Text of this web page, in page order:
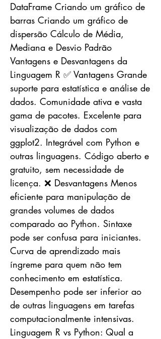
DataFrame Criando um gráfico de
barras Criando um gráfico de
dispersão Cálculo de Média,
Mediana e Desvio Padrão
Vantagens e Desvantagens da
Linguagem R ✅ Vantagens Grande
suporte para estatística e análise de
dados. Comunidade ativa e vasta
gama de pacotes. Excelente para
visualização de dados com
ggplot2. Integrável com Python e
outras linguagens. Código aberto e
gratuito, sem necessidade de
licença. ❌ Desvantagens Menos
eficiente para manipulação de
grandes volumes de dados
comparado ao Python. Sintaxe
pode ser confusa para iniciantes.
Curva de aprendizado mais
íngreme para quem não tem
conhecimento em estatística.
Desempenho pode ser inferior ao
de outras linguagens em tarefas
computacionalmente intensivas.
Linguagem R vs Python: Qual a